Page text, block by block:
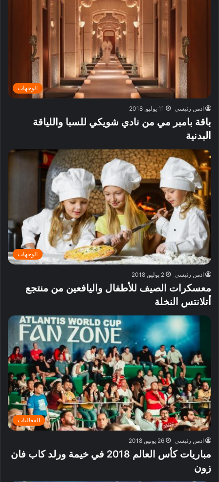
الوجهات
ادمن رئيسي 11 يوليو, 2018
باقة بامبر مي من نادي شويكي للسبا واللياقة
البدنية
الوجهات
ادمن رئيسي 2 يوليو, 2018
معسكرات الصيف للأطفال واليافعين من منتجع
أتلانتس النخلة
الفعاليات
ادمن رئيسي 26 يونيو, 2018
مباريات كأس العالم 2018 في خيمة ورلد كاب فان
زون